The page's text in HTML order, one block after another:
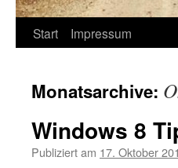
Zum
springen
Start Impressum
Monatsarchive:
Windows 8
Publiziert am 17. Oktober